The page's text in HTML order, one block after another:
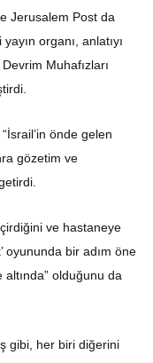
Jerusalem Post da
organı, anlatıyı
Muhafızları
önde gelen
gözetim ve
ve hastaneye
oyununda bir adım öne
altında” olduğunu da
gibi, her biri diğerini